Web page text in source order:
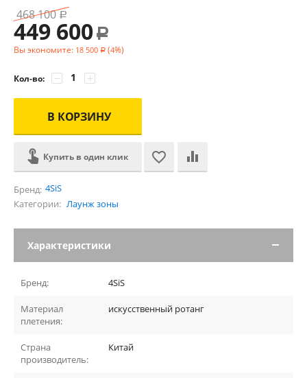
468 100 Р
449 600 Р
Вы экономите: 18 500 Р (4%)
Кол-во: +
−
В КОРЗИНУ
Купить в один клик
Бренд: 4SiS
Категории: Лаунж зоны
Характеристики
Бренд: 4SiS
Материал
плетения:
искусственный ротанг
Страна
производитель:
Китай